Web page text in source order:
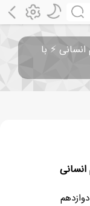
انسانی ⚡️ با